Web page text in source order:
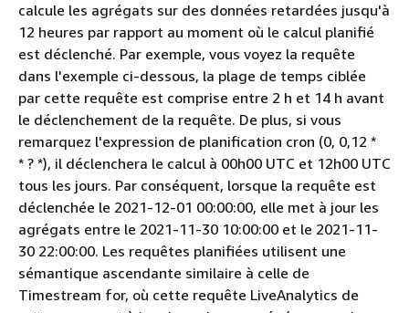
calcule les agrégats sur des données retardées jusqu'à
12 heures par rapport au moment où le calcul planifié
est déclenché. Par exemple, vous voyez la requête
dans l'exemple ci-dessous, la plage de temps ciblée
par cette requête est comprise entre 2 h et 14 h avant
le déclenchement de la requête. De plus, si vous
remarquez l'expression de planification cron (0, 0,12 *
* ? *), il déclenchera le calcul à 00h00 UTC et 12h00 UTC
tous les jours. Par conséquent, lorsque la requête est
déclenchée le 2021-12-01 00:00:00, elle met à jour les
agrégats entre le 2021-11-30 10:00:00 et le 2021-11-
30 22:00:00. Les requêtes planifiées utilisent une
sémantique ascendante similaire à celle de
Timestream for, où cette requête LiveAnalytics de